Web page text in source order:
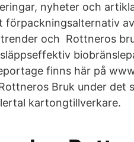
nyheter och
förpackningsalternativ
och Rottneros
finns här på
Bruk under det
kartongtillverkare.